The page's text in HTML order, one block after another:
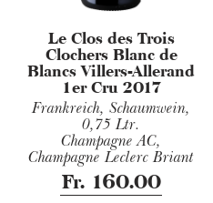
Le Clos des Trois
Clochers Blanc de
Blancs Villers-Allerand
1er Cru 2017
Frankreich, Schaumwein,
0,75 Ltr.
Champagne AC,
Champagne Leclerc Briant
Fr. 160.00